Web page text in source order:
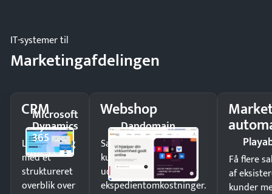
IT-systemer til
Marketingafdelingen
CRM
Microsoft
Dynamics
365
Luk flere salg
med et
struktureret
overblik over
Webshop
Dandomain
Sælg produkter 24/7 til
kunder i hele landet
uden
ekspedientomkostninger.
Få flere
af
kunder